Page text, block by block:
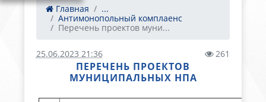
Главная
...
Антимонопольный комплаенс
Перечень проектов муни...
25.06.2023 21:36 261
ПЕРЕЧЕНЬ ПРОЕКТОВ
МУНИЦИПАЛЬНЫХ НПА